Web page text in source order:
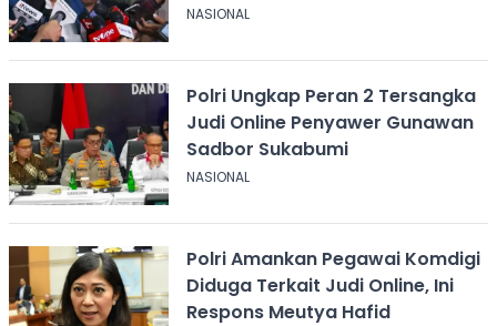
NASIONAL
Polri Ungkap Peran 2 Tersangka
Judi Online Penyawer Gunawan
Sadbor Sukabumi
NASIONAL
Polri Amankan Pegawai Komdigi
Diduga Terkait Judi Online, Ini
Respons Meutya Hafid